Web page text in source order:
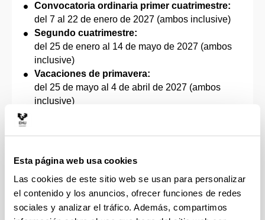
Esta página web usa cookies
Las cookies de este sitio web se usan para personalizar
el contenido y los anuncios, ofrecer funciones de redes
sociales y analizar el tráfico. Además, compartimos
Convocatoria ordinaria primer cuatrimestre:
del 7 al 22 de enero de 2027 (ambos inclusive)
Segundo cuatrimestre:
del 25 de enero al 14 de mayo de 2027 (ambos
inclusive)
Vacaciones de primavera:
del 25 de mayo al 4 de abril de 2027 (ambos
inclusive)
inclusive)
Convocatoria extraordinaria:
del 14 de junio al 9 de julio de 2027 (ambos
inclusive)
Otras festividades y actividades: